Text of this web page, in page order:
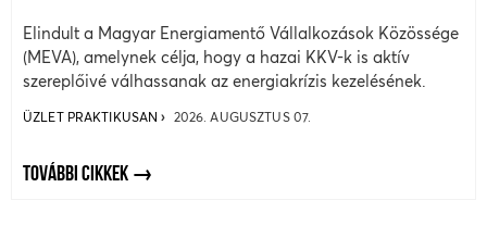
Elindult a Magyar Energiamentő Vállalkozások Közössége
(MEVA), amelynek célja, hogy a hazai KKV-k is aktív
szereplőivé válhassanak az energiakrízis kezelésének.
ÜZLET PRAKTIKUSAN 2026. AUGUSZTUS 07.
TOVÁBBI CIKKEK